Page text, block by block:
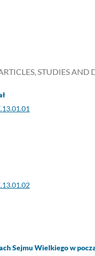
STUDIES AND
Sejmu Wielkiego w